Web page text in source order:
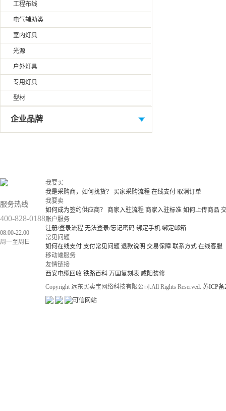
工程布线
电气辅助类
室内灯具
光源
户外灯具
专用灯具
型材
企业品牌
服务热线
400-828-0188
08:00-22:00
周一至周日
我要买
我是采购商，如何找货？
买家采购流程 在线支付 取消订单
我要卖
如何成为签约供应商？
商家入驻流程 商家入驻标准 如何上传商品
账户服务
注册/登录流程 无法登录/忘记密码 绑定手机 绑定邮箱
常见问题
如何在线支付 支付常见问题 退款说明 交易保障 联系方式 在线客服
移动端服务
友情链接
西安电缆回收 铁路百科 万国复刻表 咸阳装修
Copyright 远东买卖宝网络科技有限公司.All Rights Reserved. 苏ICP备